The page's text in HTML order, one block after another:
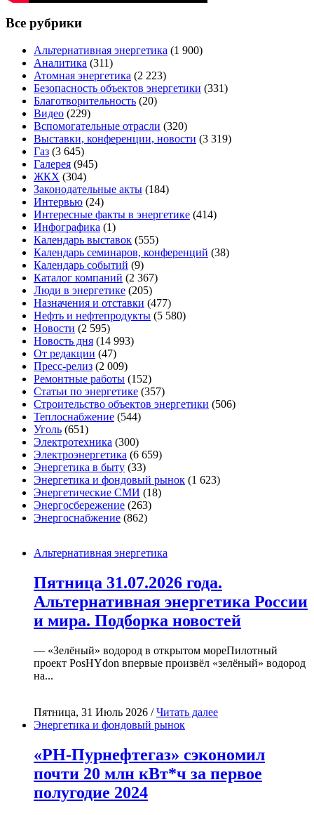
Все рубрики
Альтернативная энергетика (1 900)
Аналитика (311)
Атомная энергетика (2 223)
Безопасность объектов энергетики (331)
Благотворительность (20)
Видео (229)
Вспомогательные отрасли (320)
Выставки, конференции, новости (3 319)
Газ (3 645)
Галерея (945)
ЖКХ (304)
Законодательные акты (184)
Интервью (24)
Интересные факты в энергетике (414)
Инфографика (1)
Календарь выставок (555)
Календарь семинаров, конференций (38)
Календарь событий (9)
Каталог компаний (2 367)
Люди в энергетике (205)
Назначения и отставки (477)
Нефть и нефтепродукты (5 580)
Новости (2 595)
Новость дня (14 993)
От редакции (47)
Пресс-релиз (2 009)
Ремонтные работы (152)
Статьи по энергетике (357)
Строительство объектов энергетики (506)
Теплоснабжение (544)
Уголь (651)
Электротехника (300)
Электроэнергетика (6 659)
Энергетика в быту (33)
Энергетика и фондовый рынок (1 623)
Энергетические СМИ (18)
Энергосбережение (263)
Энергоснабжение (862)
Альтернативная энергетика
Пятница 31.07.2026 года.
Альтернативная энергетика России
и мира. Подборка новостей
— «Зелёный» водород в открытом мореПилотный
проект PosHYdon впервые произвёл «зелёный» водород
на...
Пятница, 31 Июль 2026 /Читать далее
Энергетика и фондовый рынок
«РН-Пурнефтегаз» сэкономил
почти 20 млн кВт*ч за первое
полугодие 2024